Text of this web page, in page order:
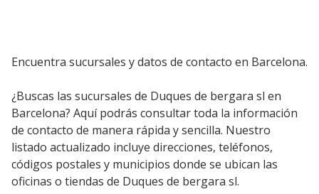
Encuentra sucursales y datos de contacto en Barcelona.
¿Buscas las sucursales de Duques de bergara sl en
Barcelona? Aquí podrás consultar toda la información
de contacto de manera rápida y sencilla. Nuestro
listado actualizado incluye direcciones, teléfonos,
códigos postales y municipios donde se ubican las
oficinas o tiendas de Duques de bergara sl.